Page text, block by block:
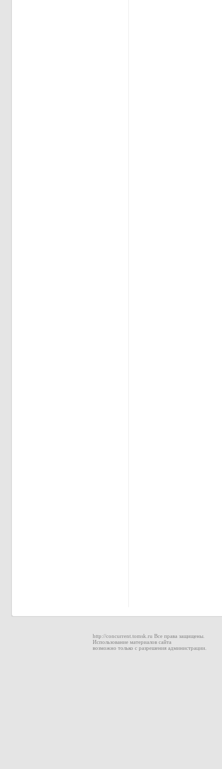
http://concurrent.tomsk.ru Все права защищены.
Использование материалов сайта
возможно только с разрешения администрации.